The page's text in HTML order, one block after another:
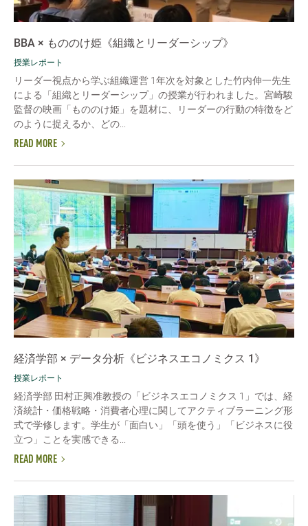
BBA × もののけ姫《組織とリーダーシップ》
授業レポート
リーダー視点から学ぶ組織運営 1年次を対象とした竹内伸一先生
による「組織とリーダーシップ」の授業が行われました。宮崎駿
監督の映画「もののけ姫」を題材に、リーダーの行動の特徴をど
のように捉えるか、どの...
READ MORE
経済学部 × データ分析《ビジネスエコノミクス 1》
授業レポート
経済学部 田村正興准教授の「ビジネスエコノミクス 1」では、経
済統計・価格戦略・消費者心理に関してアクティブラーニング形
式で学修します。学生が「面白い」「頭を使う」「ビジネスに役
立つ」ことを実感できる...
READ MORE